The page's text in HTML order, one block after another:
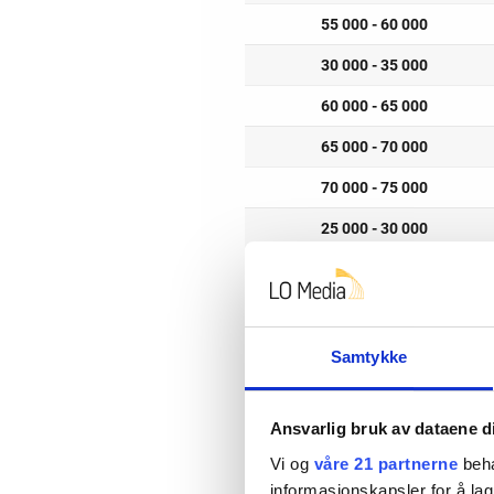
Samtykke
Ansvarlig bruk av dataene
Vi og våre 21 partnerne
informasjonskapsler for å
Dažniausias mėnesinis atlyginimas
Žemiausias darbo
10 000–15 000 kronų per
mažą mėnesinį atlyginimą yra
Aukščiausias darbo